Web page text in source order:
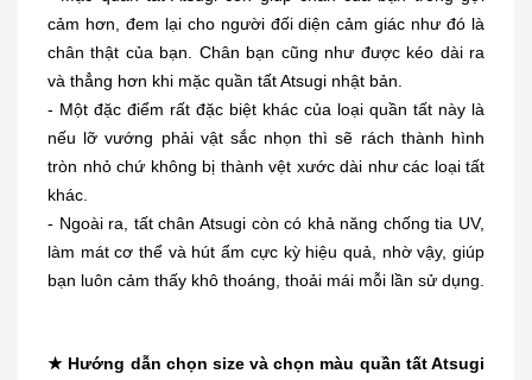
cảm hơn, đem lại cho người đối diện cảm giác như đó là
chân thật của bạn. Chân bạn cũng như được kéo dài ra
và thẳng hơn khi mặc quần tất Atsugi nhật bản.
- Một đặc điểm rất đặc biệt khác của loại quần tất này là
nếu lỡ vướng phải vật sắc nhọn thì sẽ rách thành hình
tròn nhỏ chứ không bị thành vệt xước dài như các loại tất
khác.
- Ngoài ra, tất chân Atsugi còn có khả năng chống tia UV,
làm mát cơ thể và hút ẩm cực kỳ hiệu quả, nhờ vậy, giúp
bạn luôn cảm thấy khô thoáng, thoải mái mỗi lần sử dụng.
★ Hướng dẫn chọn size và chọn màu quần tất Atsugi